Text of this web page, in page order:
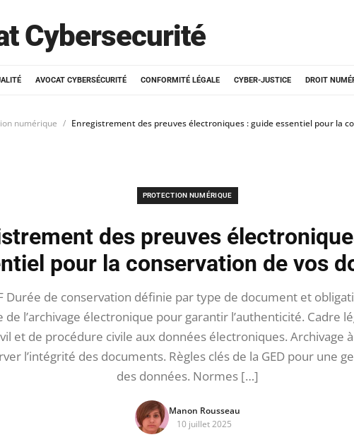
Cybersecurité
AVOCAT CYBERSÉCURITÉ CONFORMITÉ LÉGALE CYBER-JUSTICE DROIT
numérique Enregistrement des preuves électroniques : guide essentiel pour la
PROTECTION NUMÉRIQUE
des preuves
pour la conservation de vos
Durée de conservation définie par type de document et
l’archivage électronique pour garantir l’authenticité. Cadre
et de procédure civile aux données électroniques. Archivage
l’intégrité des documents. Règles clés de la GED pour une
des données. Normes […]
Manon Rousseau
10 juillet 2025